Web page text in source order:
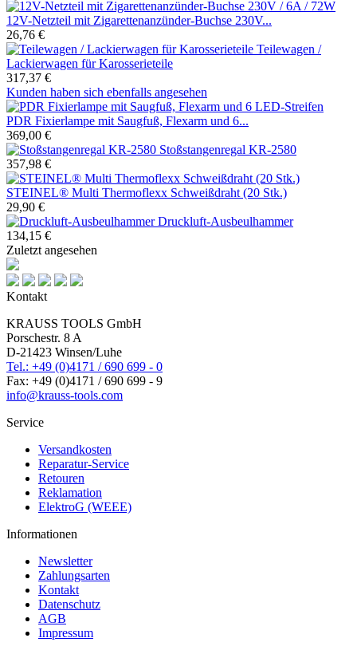
12V-Netzteil mit Zigarettenanzünder-Buchse 230V...
26,76 €
Teilewagen /
Lackierwagen für Karosserieteile
317,37 €
Kunden haben sich ebenfalls angesehen
PDR Fixierlampe mit Saugfuß, Flexarm und 6...
369,00 €
Stoßstangenregal KR-2580
357,98 €
STEINEL® Multi Thermoflexx Schweißdraht (20 Stk.)
29,90 €
Druckluft-Ausbeulhammer
134,15 €
Zuletzt angesehen
Kontakt
KRAUSS TOOLS GmbH
Porschestr. 8 A
D-21423 Winsen/Luhe
Tel.: +49 (0)4171 / 690 699 - 0
Fax: +49 (0)4171 / 690 699 - 9
info@krauss-tools.com
Service
Versandkosten
Reparatur-Service
Retouren
Reklamation
ElektroG (WEEE)
Informationen
Newsletter
Zahlungsarten
Kontakt
Datenschutz
AGB
Impressum